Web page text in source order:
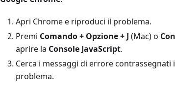
Apri Chrome e riproduci il problema.
Premi Comando + Opzione + J (Mac) o
aprire la Console JavaScript.
Cerca i messaggi di errore contrassegnati
problema.